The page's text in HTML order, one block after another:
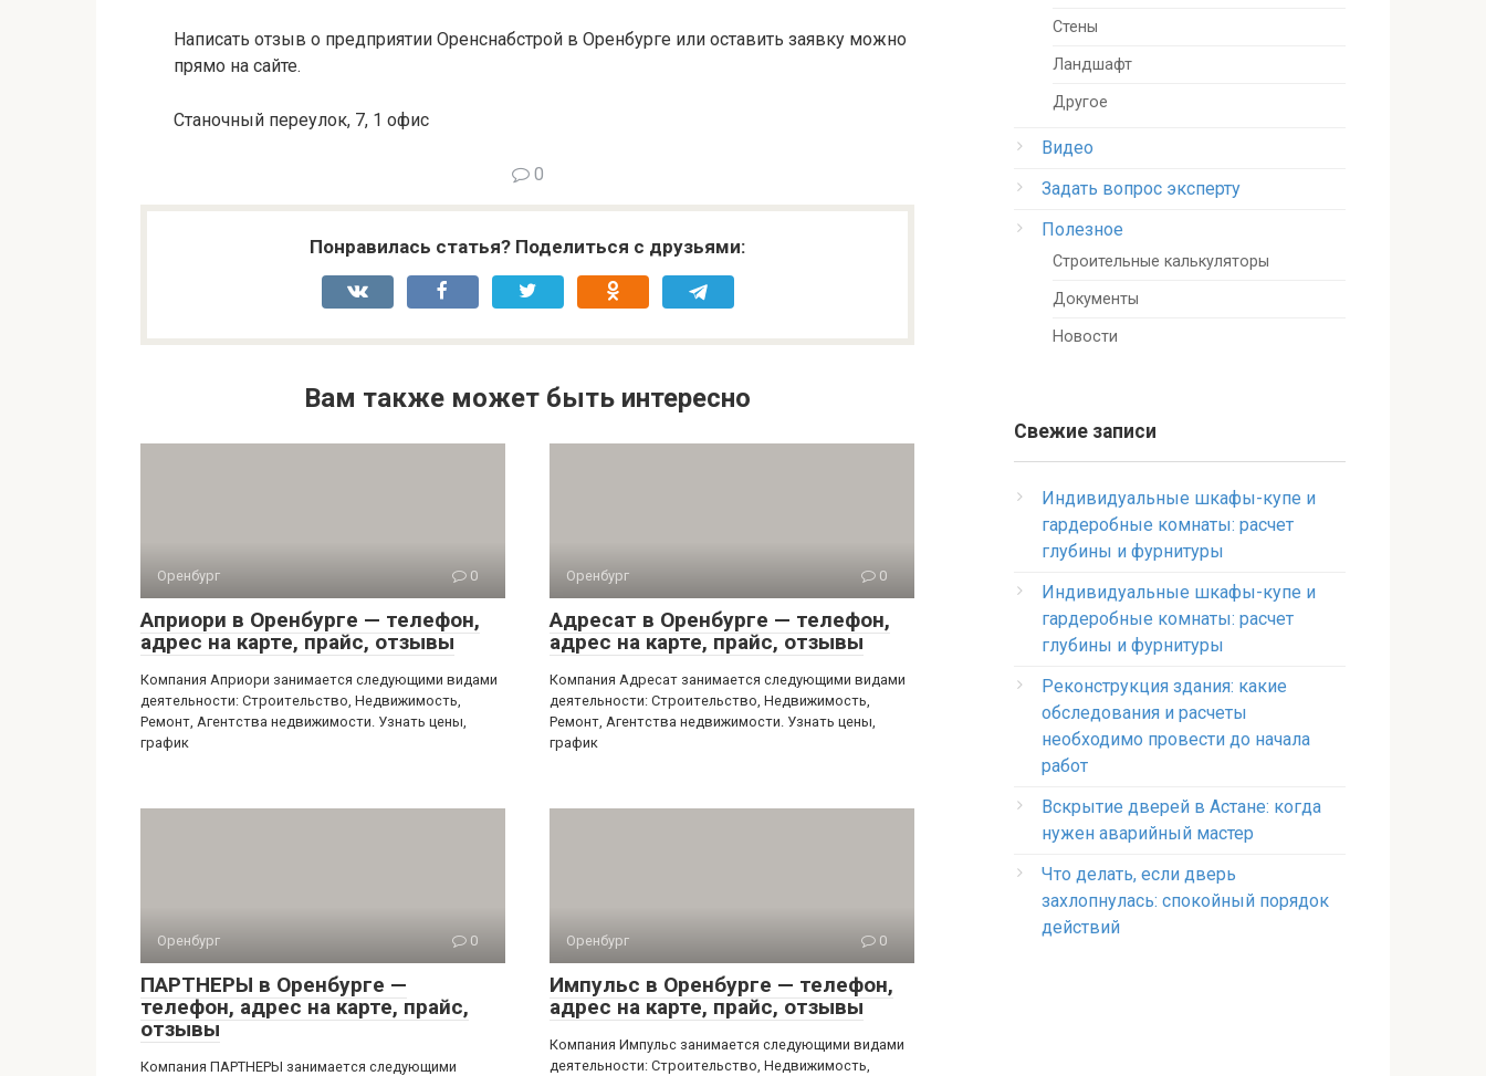
Написать отзыв о предприятии Оренснабстрой в Оренбурге или оставить заявку можно
прямо на сайте.
Станочный переулок, 7, 1 офис
0
Понравилась статья? Поделиться с друзьями:
Вам также может быть интересно
Оренбург 0
Априори в Оренбурге — телефон,
адрес на карте, прайс, отзывы
Компания Априори занимается следующими видами
деятельности: Строительство, Недвижимость,
Ремонт, Агентства недвижимости. Узнать цены,
график
Оренбург 0
Адресат в Оренбурге — телефон,
адрес на карте, прайс, отзывы
Компания Адресат занимается следующими видами
деятельности: Строительство, Недвижимость,
Ремонт, Агентства недвижимости. Узнать цены,
график
Оренбург 0
ПАРТНЕРЫ в Оренбурге —
телефон, адрес на карте, прайс,
отзывы
Компания ПАРТНЕРЫ занимается следующими
Оренбург 0
Импульс в Оренбурге — телефон,
адрес на карте, прайс, отзывы
Компания Импульс занимается следующими видами
деятельности: Строительство, Недвижимость,
Стены
Ландшафт
Другое
Видео
Задать вопрос эксперту
Полезное
Строительные калькуляторы
Документы
Новости
Свежие записи
Индивидуальные шкафы-купе и
гардеробные комнаты: расчет
глубины и фурнитуры
Индивидуальные шкафы-купе и
гардеробные комнаты: расчет
глубины и фурнитуры
Реконструкция здания: какие
обследования и расчеты
необходимо провести до начала
работ
Вскрытие дверей в Астане: когда
нужен аварийный мастер
Что делать, если дверь
захлопнулась: спокойный порядок
действий